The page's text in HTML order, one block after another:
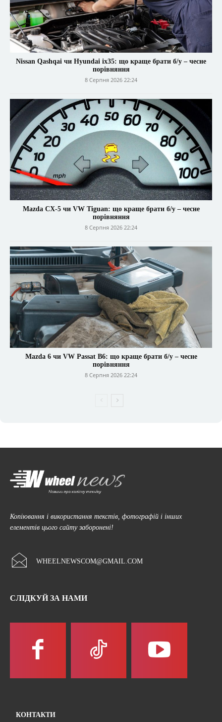
Nissan Qashqai чи Hyundai ix35: що краще брати б/у – чесне
порівняння
8 Серпня 2026 22:24
Mazda CX-5 чи VW Tiguan: що краще брати б/у – чесне
порівняння
8 Серпня 2026 22:24
Mazda 6 чи VW Passat B6: що краще брати б/у – чесне
порівняння
8 Серпня 2026 22:24
Копіювання і використання текстів, фотографій і інших
елементів цього сайту заборонені!
WHEELNEWSCOM@GMAIL.COM
СЛІДКУЙ ЗА НАМИ
КОНТАКТИ